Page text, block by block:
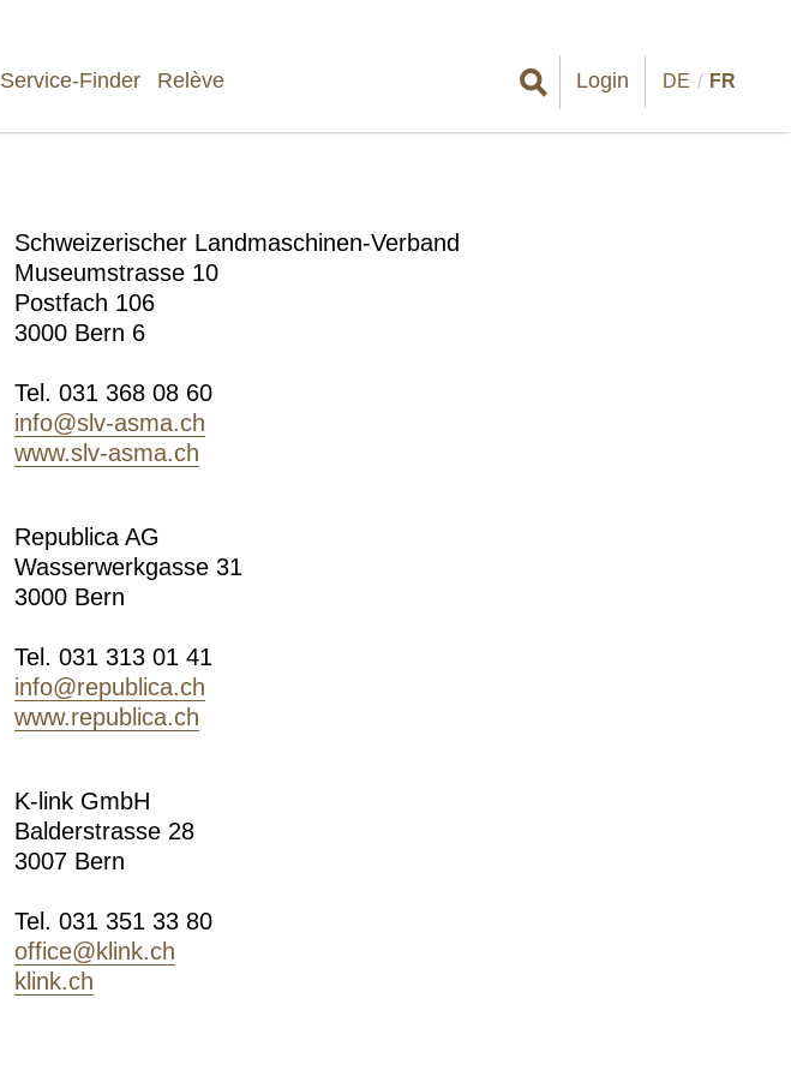
Service-Finder Relève Login DE FR
Schweizerischer Landmaschinen-Verband
Museumstrasse 10
Postfach 106
3000 Bern 6
Tel. 031 368 08 60
info@slv-asma.ch
www.slv-asma.ch
Republica AG
Wasserwerkgasse 31
3000 Bern
Tel. 031 313 01 41
info@republica.ch
www.republica.ch
K-link GmbH
Balderstrasse 28
3007 Bern
Tel. 031 351 33 80
office@klink.ch
klink.ch